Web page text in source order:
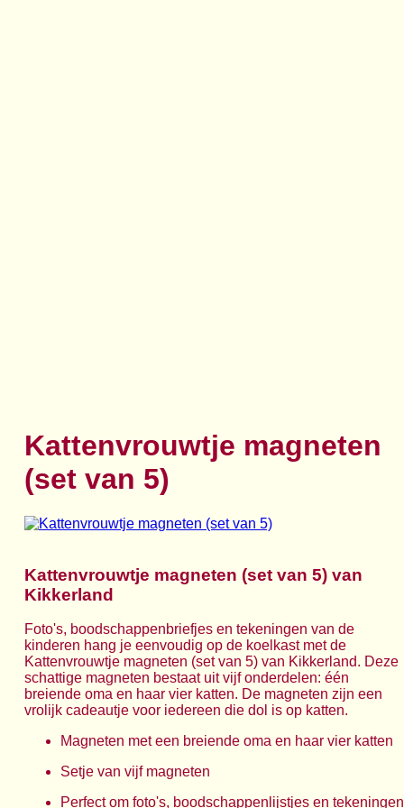
Kattenvrouwtje magneten
(set van 5)
Kattenvrouwtje magneten (set van 5) van
Kikkerland
Foto's, boodschappenbriefjes en tekeningen van de
kinderen hang je eenvoudig op de koelkast met de
Kattenvrouwtje magneten (set van 5) van Kikkerland. Deze
schattige magneten bestaat uit vijf onderdelen: één
breiende oma en haar vier katten. De magneten zijn een
vrolijk cadeautje voor iedereen die dol is op katten.
Magneten met een breiende oma en haar vier katten
Setje van vijf magneten
Perfect om foto's, boodschappenlijstjes en tekeningen